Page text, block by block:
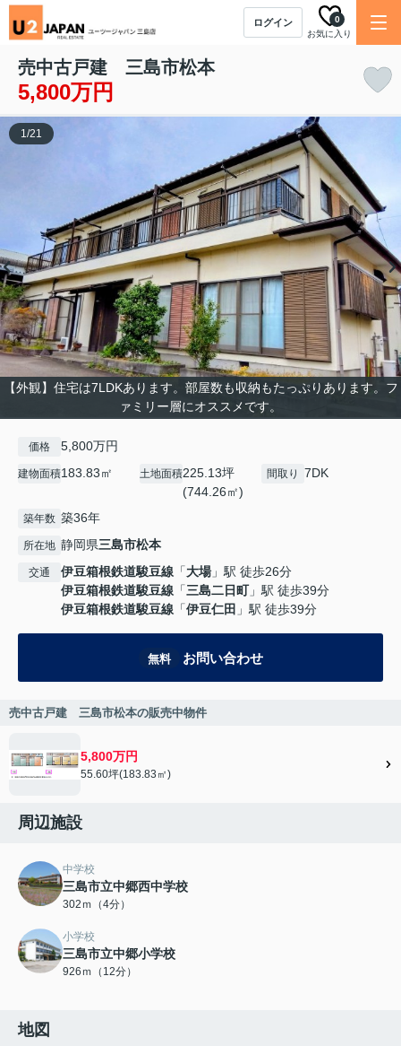
ログイン
お気に入り
0
売中古戸建 三島市松本
5,800万円
【外観】住宅は7LDKあります。部屋数も収納もたっぷりあります。フ
ァミリー層にオススメです。
1/21
価格 5,800万円
建物面積183.83㎡ 土地面積225.13坪
(744.26㎡)
間取り 7DK
築年数 築36年
所在地 静岡県三島市松本
交通 伊豆箱根鉄道駿豆線 「大場」駅 徒歩26分
伊豆箱根鉄道駿豆線 「三島二日町」駅 徒歩39分
伊豆箱根鉄道駿豆線 「伊豆仁田 」駅 徒歩39分
無料 お問い合わせ
売中古戸建 三島市松本の販売中物件
5,800万円
55.60坪(183.83㎡)
周辺施設
中学校
三島市立中郷西中学校
302ｍ（4分）
小学校
三島市立中郷小学校
926ｍ（12分）
地図